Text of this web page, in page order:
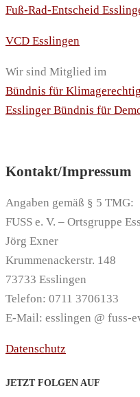
Fuß-Rad-Entscheid
VCD Esslingen
Wir sind Mitglied im
Bündnis für
Esslinger Bündnis für
Kontakt/Impressum
Angaben gemäß § 5 TMG:
FUSS e. V. – Ortsgruppe
Jörg Exner
Krummenackerstr. 148
73733 Esslingen
Telefon: 0711 3706133
E-Mail: esslingen @ fuss-
Datenschutz
JETZT FOLGEN AUF